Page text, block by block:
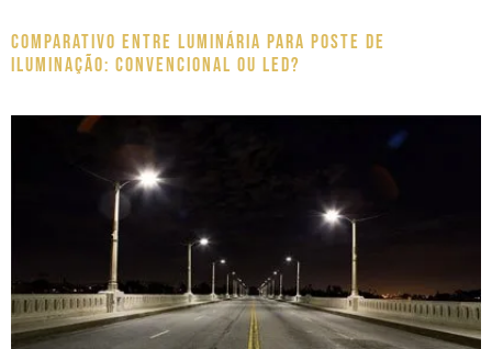
Comparativo entre luminária para poste de
iluminação: Convencional ou LED?